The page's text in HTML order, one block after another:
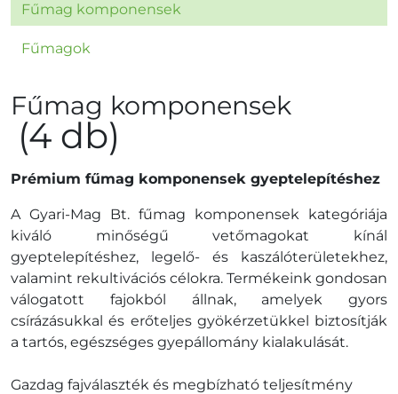
Fűmag komponensek
Fűmagok
Fűmag komponensek
(4 db)
Prémium fűmag komponensek gyeptelepítéshez
A Gyari-Mag Bt. fűmag komponensek kategóriája
kiváló minőségű vetőmagokat kínál
gyeptelepítéshez, legelő- és kaszálóterületekhez,
valamint rekultivációs célokra. Termékeink gondosan
válogatott fajokból állnak, amelyek gyors
csírázásukkal és erőteljes gyökérzetükkel biztosítják
a tartós, egészséges gyepállomány kialakulását.
Gazdag fajválaszték és megbízható teljesítmény